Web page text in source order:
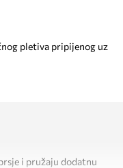
pletiva pripijenog uz
i pružaju dodatnu